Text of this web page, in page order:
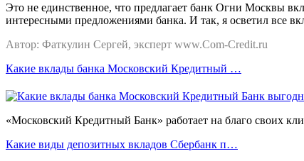
Это не единственное, что предлагает банк Огни Москвы
интересными предложениями банка. И так, я осветил все
Автор: Фаткулин Сергей, эксперт www.Com-Credit.ru
Какие вклады банка Московский Кредитный …
«Московский Кредитный Банк» работает на благо своих
Какие виды депозитных вкладов Сбербанк п…